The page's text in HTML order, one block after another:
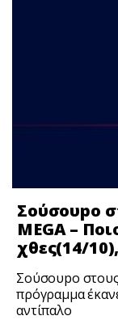
Σούσουpo
MEGA –
χθες(14/
Σούσουpo
πρόγραμμα
αντίπαλο